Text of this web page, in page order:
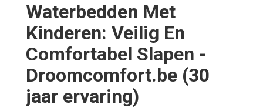
Waterbedden Met
Kinderen: Veilig En
Comfortabel Slapen -
Droomcomfort.be (30
jaar ervaring)